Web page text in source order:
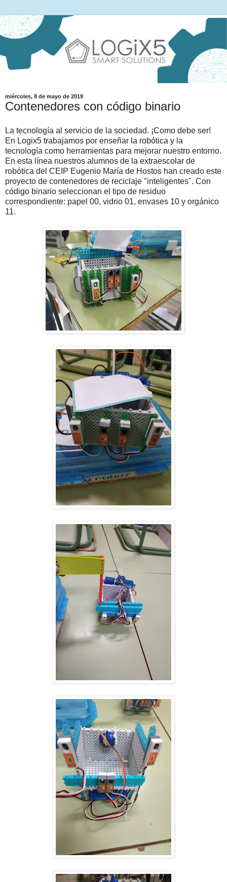
miércoles, 8 de mayo de 2019
Contenedores con código binario
La tecnología al servicio de la sociedad. ¡Como debe ser!
En Logix5 trabajamos por enseñar la robótica y la
tecnología como herramientas para mejorar nuestro entorno.
En esta línea nuestros alumnos de la extraescolar de
robótica del CEIP Eugenio María de Hostos han creado este
proyecto de contenedores de reciclaje "inteligentes". Con
código binario seleccionan el tipo de residuo
correspondiente: papel 00, vidrio 01, envases 10 y orgánico
11.